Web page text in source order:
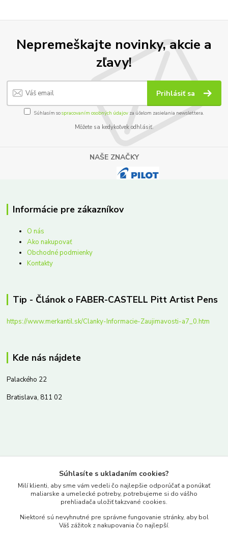
Nepremeškajte novinky, akcie a
zľavy!
Prihlásiť sa
Súhlasím sospracovaním osobných údajov za účelom zasielania newslettera.
Môžete sa kedykoľvek odhlásiť.
NAŠE ZNAČKY
Informácie pre zákazníkov
O nás
Ako nakupovať
Obchodné podmienky
Kontakty
Tip - Článok o FABER-CASTELL Pitt Artist Pens
https://www.merkantil.sk/Clanky-Informacie-Zaujimavosti-a7_0.htm
Kde nás nájdete
Palackého 22
Bratislava, 811 02
www.merkantil.sk
Pondelok-Piatok: 9.00-17.00hod.
Súhlasíte s ukladaním cookies?
Milí klienti, aby sme vám vedeli čo najlepšie odporúčať a ponúkať
maliarske a umelecké potreby, potrebujeme si do vášho
prehliadača uložiť takzvané cookies.
Niektoré sú nevyhnutné pre správne fungovanie stránky, aby bol
Váš zážitok z nakupovania čo najlepší.